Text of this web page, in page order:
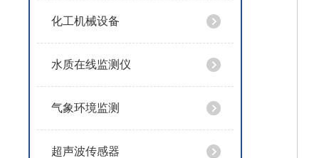
化工机械设备
水质在线监测仪
气象环境监测
超声波传感器